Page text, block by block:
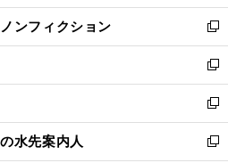
開
く
ウ
で
開
く
ン
ド
ウ
で
開
く
ウ
ィ
ン
ド
ウ
で
開
く
ンフィクション
新
し
い
ウ
ィ
ン
ド
新
し
い
ウ
ィ
新
し
い
水先案内人
新